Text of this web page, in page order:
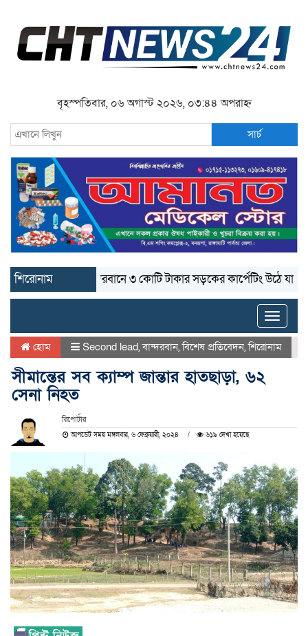
বৃহস্পতিবার, ০৬ অগাস্ট ২০২৬, ০৩:৪৪ অপরাহ্ন
সার্চ
শিরোনাম বান্দরবানে ৩ কোটি টাকার সড়কের কার্পেটিং উঠে যাচ্ছে
Toggle
হোম Second lead,বান্দরবান,বিশেষ প্রতিবেদন,শিরোনাম
সীমান্তের সব ক্যাম্প জান্তার হাতছাড়া, ৬২
সেনা নিহত
রিপোর্টার
আপডেট সময় মঙ্গলবার, ৬ ফেব্রুয়ারী, ২০২৪ ৬১৯ দেখা হয়েছে